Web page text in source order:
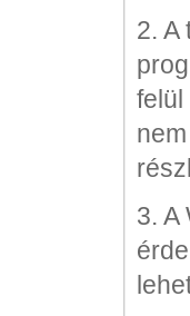
2. A
felül
3. A